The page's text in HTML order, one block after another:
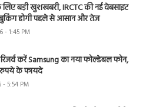
लिए बड़ी खुशखबरी, IRCTC की नई वेबसाइट
होगी पहले से आसान और तेज
- 1:45 PM
करें Samsung का नया फोल्डेबल फोन,
के फायदे
- 5:54 PM